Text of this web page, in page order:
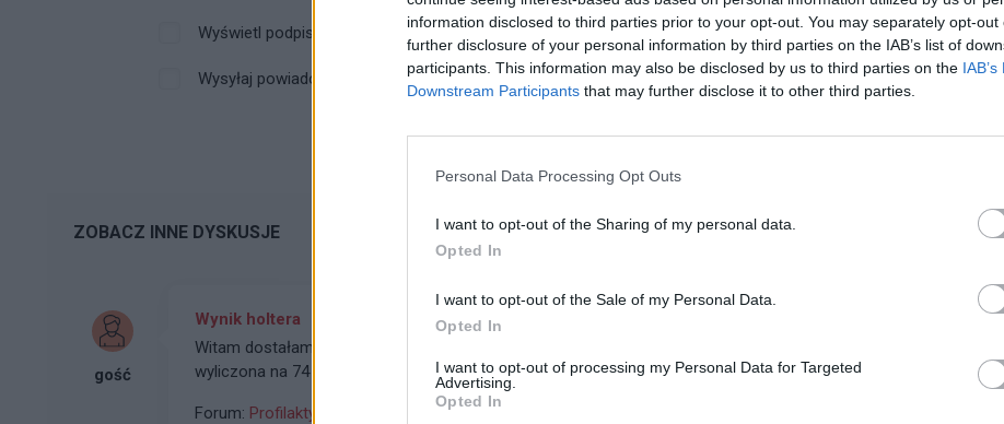
information disclosed to third parties prior to your opt-out. You may separately opt-out
further disclosure of your personal information by third parties on the IAB’s list of
participants. This information may also be disclosed by us to third parties on the
Downstream Participants that may further disclose it to other third parties.
Personal Data Processing Opt Outs
I want to opt-out of the Sharing of my personal data.
Opted In
I want to opt-out of the Sale of my Personal Data.
Opted In
I want to opt-out of processing my Personal Data for Targeted
Advertising.
Opted In
Wyświetl podpis
Wysyłaj powiadomienia o odpowiedzi
WYŚLIJ
ZOBACZ INNE DYSKUSJE
gość
Wynik holtera
Witam dostałam wynik z holtera Niby wszystko jest oki tętno od 56 do 112 więc średnia
wyliczona na 74 Ale zarejestrowano 900 dodatkowych pobudzeń nadkomorowe czy to coś złego
Forum: Profilaktyka